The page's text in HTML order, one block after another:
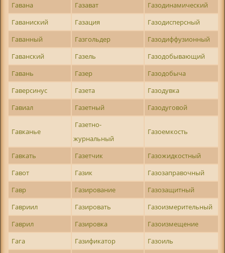
Гавана
Газават
Газодинамический
Гаваниский
Газация
Газодисперсный
Гаванный
Газгольдер
Газодиффузионный
Гаванский
Газель
Газодобывающий
Гавань
Газер
Газодобыча
Гаверсинус
Газета
Газодувка
Гавиал
Газетный Газодуговой
Гавканье
Газетно-
журнальный
Газоемкость
Гавкать Газетчик
Газожидкостный
Гавот
Газик
Газозаправочный
Гавр
Газирование
Газозащитный
Гавриил
Газировать
Газоизмерительный
Гаврил
Газировка
Газоизмещение
Гага
Газификатор
Газоиль